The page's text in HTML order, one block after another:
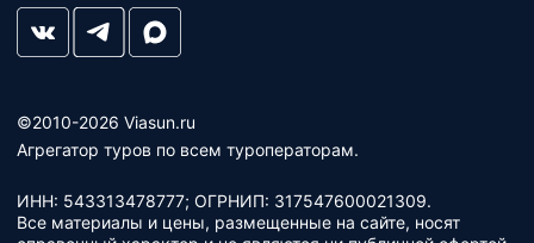
©2010-2026 Viasun.ru
Агрегатор туров по всем туроператорам.
ИНН: 543313478777; ОГРНИП: 317547600021309.
Все материалы и цены, размещенные на сайте, носят